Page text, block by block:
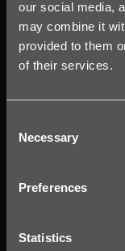
our social media,
may combine it
provided to them
of their services.
Selection
Necessary
Preferences
Statistics
från
Konsultavtal